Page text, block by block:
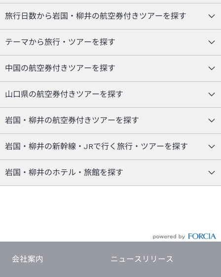
旅行日数から岩国・柳井の航空券付きツアーを探す
テーマから旅行・ツアーを探す
中国の航空券付きツアーを探す
山口県の航空券付きツアーを探す
岩国・柳井の航空券付きツアーを探す
岩国・柳井の新幹線・JRで行く旅行・ツアーを探す
岩国・柳井のホテル・旅館を探す
会社案内 ニュースリリース